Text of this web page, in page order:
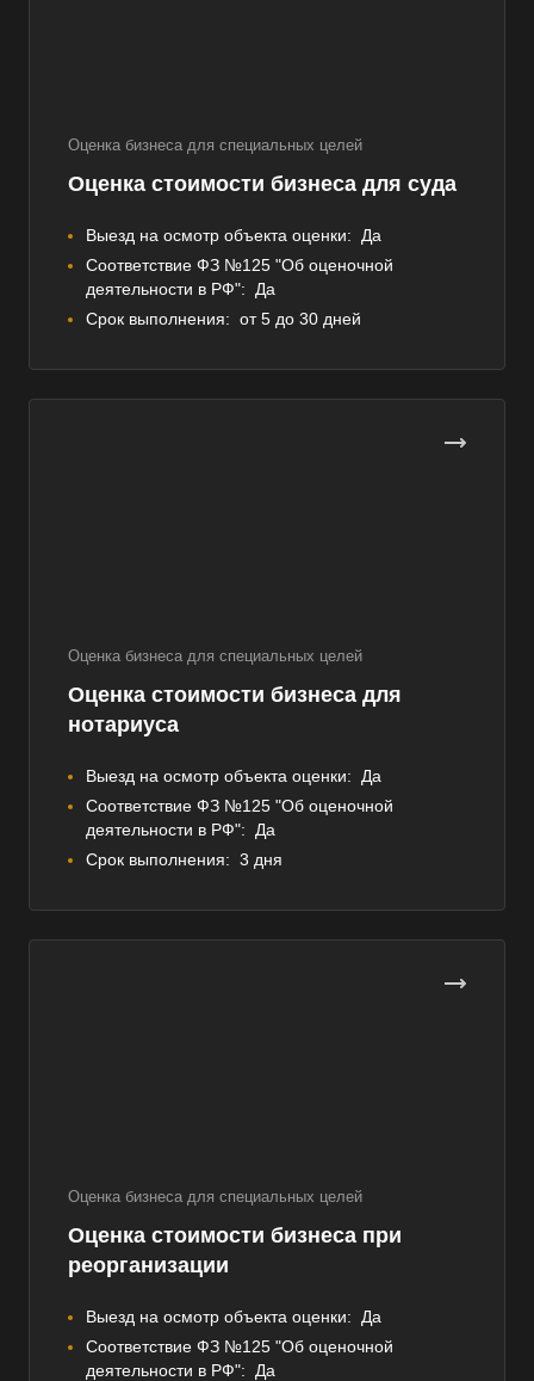
Оценка бизнеса для специальных целей
Оценка стоимости бизнеса для суда
Выезд на осмотр объекта оценки:
Да
Соответствие ФЗ №125 "Об оценочной
деятельности в РФ":
Да
Срок выполнения: от 5 до 30 дней
Оценка бизнеса для специальных целей
Оценка стоимости бизнеса для
нотариуса
Выезд на осмотр объекта оценки:
Да
Соответствие ФЗ №125 "Об оценочной
деятельности в РФ":
Да
Срок выполнения: 3 дня
Оценка бизнеса для специальных целей
Оценка стоимости бизнеса при
реорганизации
Выезд на осмотр объекта оценки:
Да
Соответствие ФЗ №125 "Об оценочной
деятельности в РФ":
Да